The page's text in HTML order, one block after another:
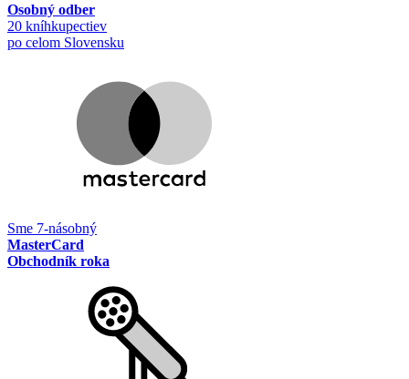
Osobný odber
20 kníhkupectiev
po celom Slovensku
Sme 7-násobný
MasterCard
Obchodník roka